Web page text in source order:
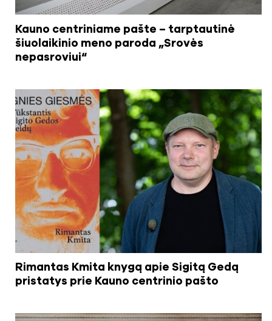
Kauno centriniame pašte – tarptautinė
šiuolaikinio meno paroda „Srovės
nepasroviui“
Rimantas Kmita knygą apie Sigitą Gedą
pristatys prie Kauno centrinio pašto